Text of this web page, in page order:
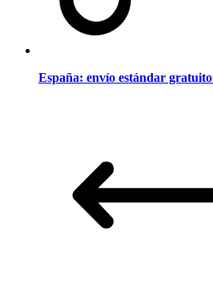
España: envío estándar gratuito